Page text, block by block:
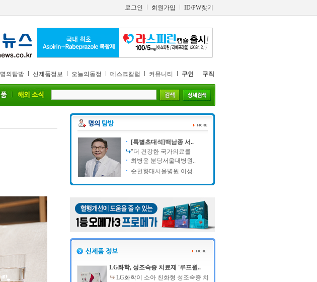
로그인 회원가입 ID/PW찾기
명의탐방 신제품정보 오늘의동정 데스크칼럼 커뮤니티 구인 구직
[특별초대석]백남종 서..
"더 건강한 국가의료를
최병윤 분당서울대병원..
순천향대서울병원 이성..
LG화학, 성조숙증 치료제 '루프원..
LG화학이 소아 친화형 성조숙증 치